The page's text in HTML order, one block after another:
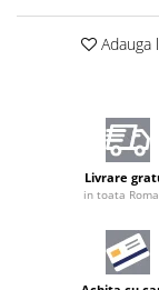
Adauga
Livrare
in toata